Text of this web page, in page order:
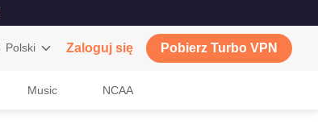
Polski Zaloguj się Pobierz Turbo VPN
Music NCAA